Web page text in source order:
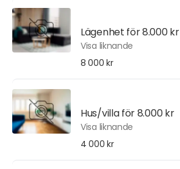
Lägenhet för 8.000 kr
Visa liknande
8 000 kr
Hus/villa för 8.000 kr
Visa liknande
4 000 kr